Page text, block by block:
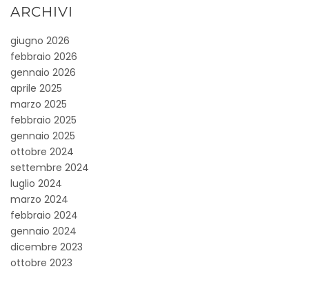
ARCHIVI
giugno 2026
febbraio 2026
gennaio 2026
aprile 2025
marzo 2025
febbraio 2025
gennaio 2025
ottobre 2024
settembre 2024
luglio 2024
marzo 2024
febbraio 2024
gennaio 2024
dicembre 2023
ottobre 2023